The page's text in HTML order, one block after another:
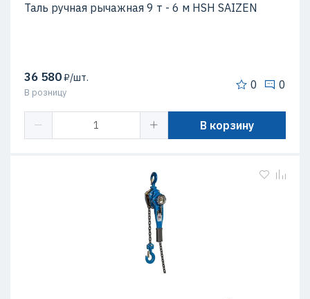
Таль ручная рычажная 9 т - 6 м HSH SAIZEN
36 580₽/шт.
В розницу
0 0
В корзину